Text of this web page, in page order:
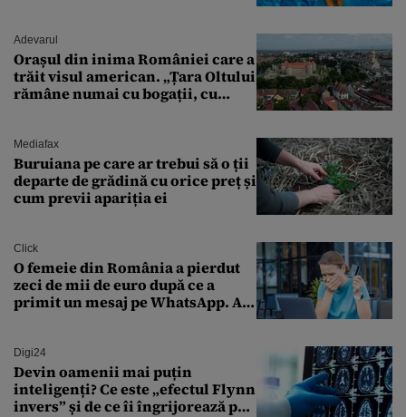
Adevarul
Orașul din inima României care a
trăit visul american. „Țara Oltului
rămâne numai cu bogații, cu
Mediafax
Buruiana pe care ar trebui să o ții
departe de grădină cu orice preț și
cum previi apariția ei
Click
O femeie din România a pierdut
zeci de mii de euro după ce a
primit un mesaj pe WhatsApp. A
Digi24
Devin oamenii mai puțin
inteligenți? Ce este „efectul Flynn
invers” și de ce îi îngrijorează pe